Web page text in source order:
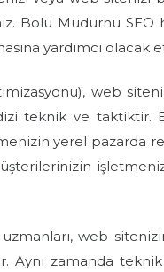
Bolu Mudurnu
yardımcı
web
teknik ve taktiktir.
yerel pazarda
web
zamanda teknik